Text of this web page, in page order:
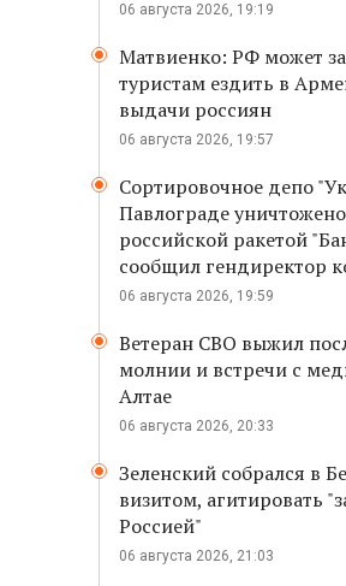
06 августа 2026, 19:19
Матвиенко: РФ может
туристам ездить в
выдачи россиян
06 августа 2026, 19:57
Сортировочное депо
Павлограде уничтожено
российской ракетой
сообщил гендиректор
06 августа 2026, 19:59
Ветеран СВО выжил
молнии и встречи с
Алтае
06 августа 2026, 20:33
Зеленский собрался в
визитом, агитировать
Россией"
06 августа 2026, 21:03